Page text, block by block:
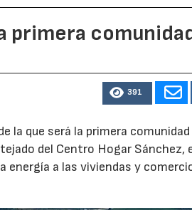
primera
391
la que será la primera
del Centro Hogar Sánchez,
energía a las viviendas y